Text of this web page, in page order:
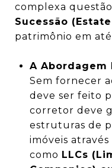
complexa
Sucessão
patrimônio em
A Abordagem
Sem fornecer
deve ser feito
corretor deve
estruturas de
imóveis
como LLCs